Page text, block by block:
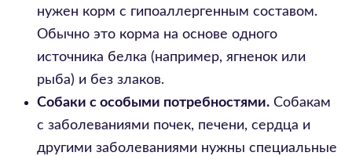
нужен корм с гипоаллергенным составом.
Обычно это корма на основе одного
источника белка (например, ягненок или
рыба) и без злаков.
Собаки с особыми потребностями. Собакам
с заболеваниями почек, печени, сердца и
другими заболеваниями нужны специальные